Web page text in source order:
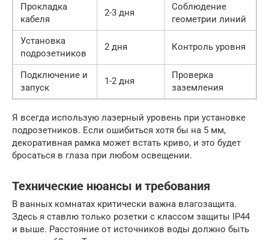
Прокладка
кабеля
2-3 дня
Соблюдение
геометрии линий
Установка
подрозетников
2 дня Контроль уровня
Подключение и
запуск
1-2 дня
Проверка
заземления
Я всегда использую лазерный уровень при установке
подрозетников. Если ошибиться хотя бы на 5 мм,
декоративная рамка может встать криво, и это будет
бросаться в глаза при любом освещении.
Технические нюансы и требования
В ванных комнатах критически важна влагозащита.
Здесь я ставлю только розетки с классом защиты IP44
и выше. Расстояние от источников воды должно быть